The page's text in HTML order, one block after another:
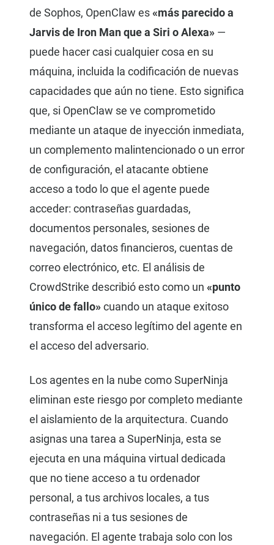
de Sophos, OpenClaw es«más parecido a
Jarvis de Iron Man que a Siri o Alexa» —
puede hacer casi cualquier cosa en su
máquina, incluida la codificación de nuevas
capacidades que aún no tiene. Esto significa
que, si OpenClaw se ve comprometido
mediante un ataque de inyección inmediata,
un complemento malintencionado o un error
de configuración, el atacante obtiene
acceso a todo lo que el agente puede
acceder: contraseñas guardadas,
documentos personales, sesiones de
navegación, datos financieros, cuentas de
correo electrónico, etc. El análisis de
CrowdStrike describió esto como un «punto
único de fallo»cuando un ataque exitoso
transforma el acceso legítimo del agente en
el acceso del adversario.
Los agentes en la nube como SuperNinja
eliminan este riesgo por completo mediante
el aislamiento de la arquitectura. Cuando
asignas una tarea a SuperNinja, esta se
ejecuta en una máquina virtual dedicada
que no tiene acceso a tu ordenador
personal, a tus archivos locales, a tus
contraseñas ni a tus sesiones de
navegación. El agente trabaja solo con los